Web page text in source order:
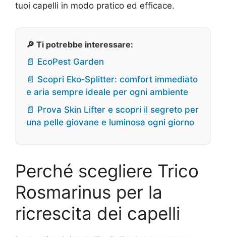
tuoi capelli in modo pratico ed efficace.
🔎 Ti potrebbe interessare:
📄 EcoPest Garden
📄 Scopri Eko‑Splitter: comfort immediato
e aria sempre ideale per ogni ambiente
📄 Prova Skin Lifter e scopri il segreto per
una pelle giovane e luminosa ogni giorno
Perché scegliere Trico
Rosmarinus per la
ricrescita dei capelli